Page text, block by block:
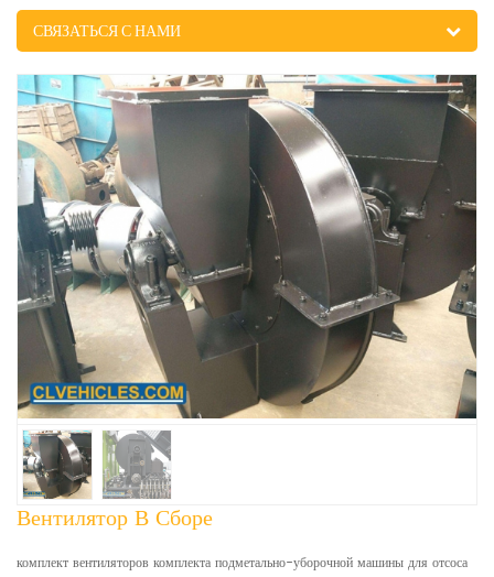
СВЯЗАТЬСЯ С НАМИ
Вентилятор В Сборе
комплект вентиляторов комплекта подметально-уборочной машины для отсоса